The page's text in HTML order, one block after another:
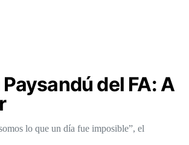
del FA: A
lo que un día fue imposible”, el